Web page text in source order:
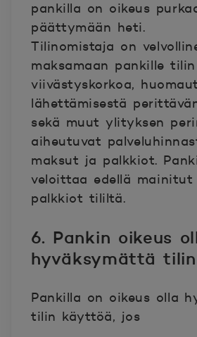
pankilla on oikeus
päättymään heti.
Tilinomistaja on
maksamaan pankille
viivästyskorkoa,
lähettämisestä
sekä muut ylityksen
aiheutuvat
maksut ja palkkiot.
veloittaa edellä
palkkiot tililtä.
6. Pankin oikeus
hyväksymättä
Pankilla on oikeus olla
tilin käyttöä, jos